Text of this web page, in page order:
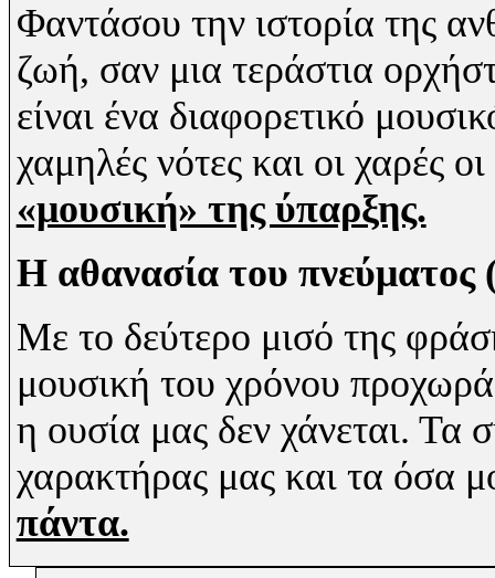
Φαντάσου την ιστορία της
ζωή, σαν μια τεράστια
είναι ένα διαφορετικό
χαμηλές νότες και οι χαρές
«μουσική» της ύπαρξης.
Η αθανασία του πνεύματος
Με το δεύτερο μισό της
μουσική του χρόνου
η ουσία μας δεν χάνεται. Τα
χαρακτήρας μας και τα όσα
πάντα.